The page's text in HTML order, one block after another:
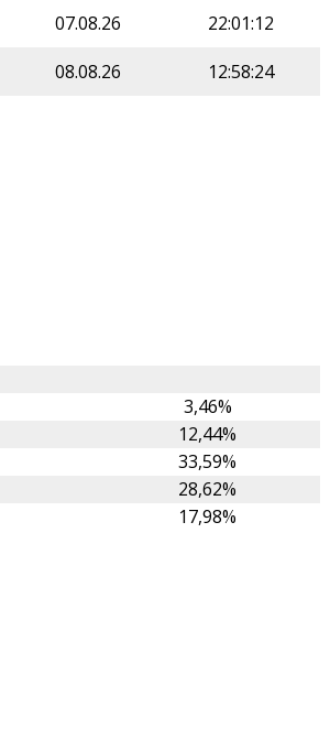
07.08.26
22:01:12
08.08.26 12:58:24
3,46%
12,44%
33,59%
28,62%
17,98%